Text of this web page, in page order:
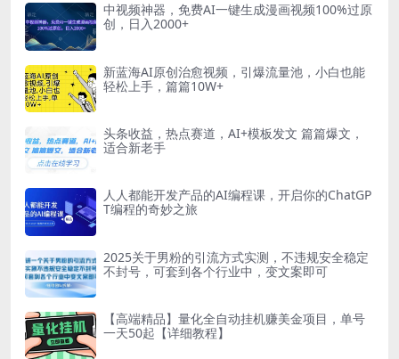
中视频神器，免费AI一键生成漫画视频100%过原
创，日入2000+
新蓝海AI原创治愈视频，引爆流量池，小白也能
轻松上手，篇篇10W+
头条收益，热点赛道，AI+模板发文 篇篇爆文，
适合新老手
人人都能开发产品的AI编程课，开启你的ChatGP
T编程的奇妙之旅
2025关于男粉的引流方式实测，不违规安全稳定
不封号，可套到各个行业中，变文案即可
【高端精品】量化全自动挂机赚美金项目，单号
一天50起【详细教程】